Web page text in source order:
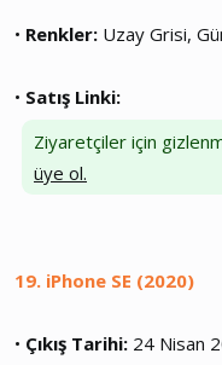
• Renkler: Uzay Grisi,
• Satış Linki:
Ziyaretçiler için
üye ol.
19. iPhone SE (2020)
• Çıkış Tarihi: 24 Nisan